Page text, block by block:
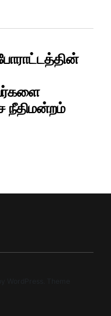
நீதிமன்றம்